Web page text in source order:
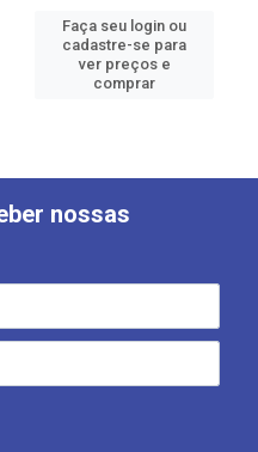
Faça seu login ou
cadastre-se para
ver preços e
comprar
nossas